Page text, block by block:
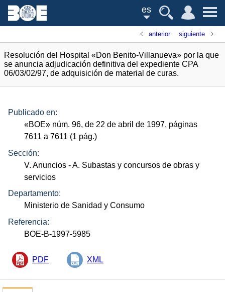
es
anterior siguiente
Resolución del Hospital «Don Benito-Villanueva» por la que
se anuncia adjudicación definitiva del expediente CPA
06/03/02/97, de adquisición de material de curas.
Publicado en:
«BOE» núm. 96, de 22 de abril de 1997, páginas
7611 a 7611 (1 pág.)
Sección:
V. Anuncios - A. Subastas y concursos de obras y
servicios
Departamento:
Ministerio de Sanidad y Consumo
Referencia:
BOE-B-1997-5985
PDF XML